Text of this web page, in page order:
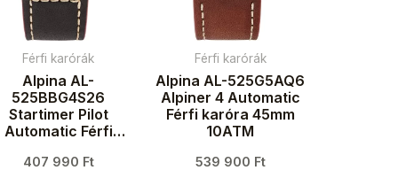
Férfi karórák
Alpina AL-
525BBG4S26
Startimer Pilot
Automatic Férfi
407 990 Ft
Férfi karórák
Alpina AL-525G5AQ6
Alpiner 4 Automatic
Férfi karóra 45mm
10ATM
539 900 Ft